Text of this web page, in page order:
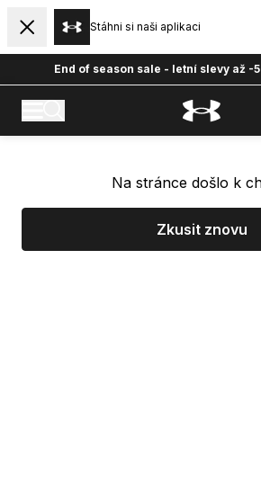
Stáhni si naši aplikaci
End of season sale - letní slevy až -
Na stránce došlo k
Zkusit znovu